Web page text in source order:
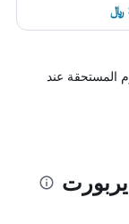
المستحقة عند